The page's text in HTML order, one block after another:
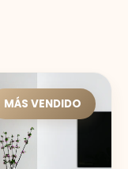
MÁS VENDIDO